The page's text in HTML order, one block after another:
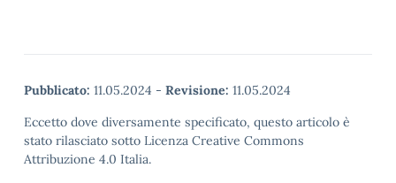
Pubblicato: 11.05.2024 - Revisione: 11.05.2024
Eccetto dove diversamente specificato, questo articolo è
stato rilasciato sotto Licenza Creative Commons
Attribuzione 4.0 Italia.